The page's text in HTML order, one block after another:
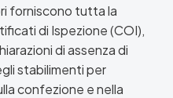
forniscono tutta la
di Ispezione (COI),
di assenza di
stabilimenti per
confezione e nella